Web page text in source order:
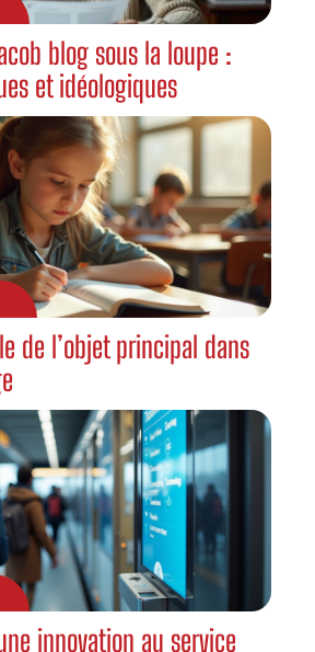
blog sous la loupe :
et idéologiques
de l’objet principal dans
innovation au service